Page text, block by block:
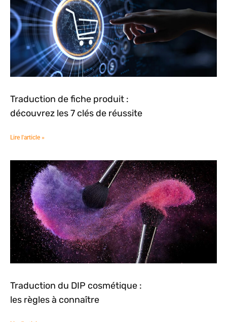
Traduction de fiche produit :
découvrez les 7 clés de réussite
Lire l'article »
Traduction du DIP cosmétique :
les règles à connaître